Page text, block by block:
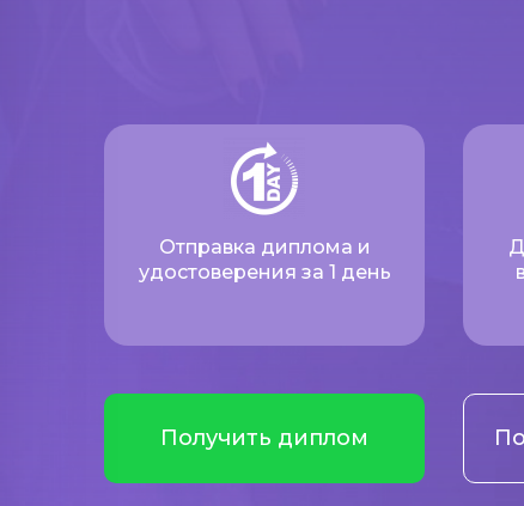
Получить диплом
Отправка диплома и
удостоверения за 1 день